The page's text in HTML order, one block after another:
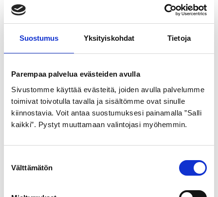
Suostumus Yksityiskohdat Tietoja
Parempaa palvelua evästeiden avulla
Sivustomme käyttää evästeitä, joiden avulla palvelumme
toimivat toivotulla tavalla ja sisältömme ovat sinulle
kiinnostavia. Voit antaa suostumuksesi painamalla ”Salli
kaikki”. Pystyt muuttamaan valintojasi myöhemmin.
Välttämätön
SCHWALBE
ULKORENGAS 40-622
MUSTA DELTA CRUISER
heijastimella
29,99€
GOLDEN BOY
SISÄRENGAS 28″
40/47-622/635